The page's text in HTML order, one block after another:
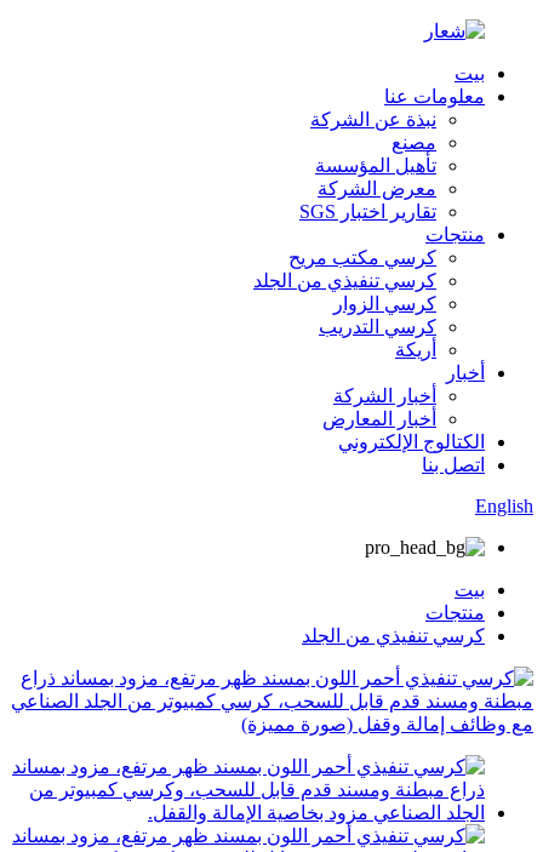
بيت
معلومات عنا
نبذة عن الشركة
مصنع
تأهيل المؤسسة
معرض الشركة
تقارير اختبار SGS
منتجات
كرسي مكتب مريح
كرسي تنفيذي من الجلد
كرسي الزوار
كرسي التدريب
أريكة
أخبار
أخبار الشركة
أخبار المعارض
الكتالوج الإلكتروني
اتصل بنا
English
بيت
منتجات
كرسي تنفيذي من الجلد